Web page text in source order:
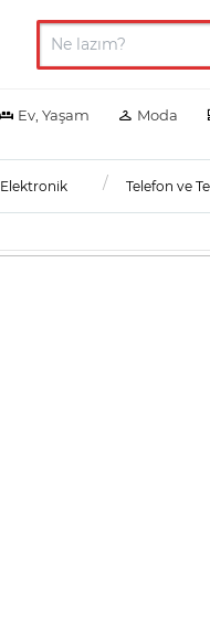
Ev, Yaşam Moda
Elektronik Telefon ve